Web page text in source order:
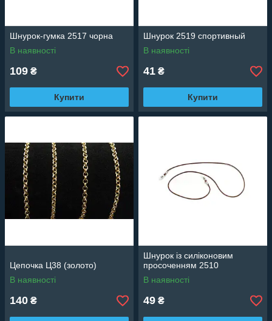
Шнурок-гумка 2517 чорна
В наявності
109 ₴
Купити
Шнурок 2519 спортивный
В наявності
41 ₴
Купити
Цепочка Ц38 (золото)
В наявності
140 ₴
Шнурок із силіконовим
просоченням 2510
В наявності
49 ₴